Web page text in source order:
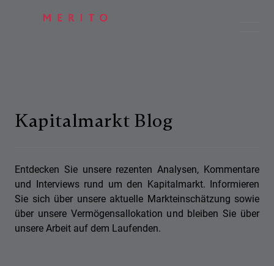
Kapitalmarkt Blog
Entdecken Sie unsere rezenten Analysen, Kommentare
und Interviews rund um den Kapitalmarkt. Informieren
Sie sich über unsere aktuelle Markteinschätzung sowie
über unsere Vermögensallokation und bleiben Sie über
unsere Arbeit auf dem Laufenden.